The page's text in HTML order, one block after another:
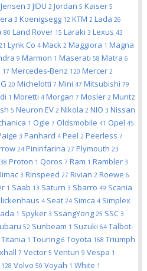
Jensen 3 JIDU 2 Jordan 5 Kaiser 5
3 Koenigsegg 12 KTM 2 Lada 26
80 Land Rover 15 Laraki 3 Lexus 43
Lynk Co 4 Mack 2 Maggiora 1 Magna
9 Marmon 1 Maserati 58 Matra 6
17 Mercedes-Benz 120 Mercer 2
20 Michelotti 7 Mini 47 Mitsubishi 79
1 Moretti 4 Morgan 7 Mosler 2 Muntz
5 Neuron EV 2 Nikola 2 NIO 3 Nissan
1 Ogle 7 Oldsmobile 41 Opel 45
3 Panhard 4 Peel 2 Peerless 7
24 Pininfarina 27 Plymouth 23
38 Proton 1 Qoros 7 Ram 1 Rambler 3
3 Rinspeed 27 Rivian 2 Roewe 6
1 Saab 13 Saturn 3 Sbarro 49 Scania
4 Seat 24 Simca 4 Simplex
1 Spyker 3 SsangYong 25 SSC 3
52 Sunbeam 1 Suzuki 64 Talbot-
Titania 1 Touring 6 Toyota 168 Triumph
7 Vector 5 Venturi 9 Vespa 1
128 Volvo 50 Voyah 1 White 1